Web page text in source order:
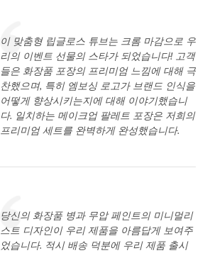
이 맞춤형 립글로스 튜브는 크롬 마감으로 우
리의 이벤트 선물의 스타가 되었습니다! 고객
들은 화장품 포장의 프리미엄 느낌에 대해 극
찬했으며, 특히 엠보싱 로고가 브랜드 인식을
어떻게 향상시키는지에 대해 이야기했습니
다. 일치하는 메이크업 팔레트 포장은 저희의
프리미엄 세트를 완벽하게 완성했습니다.
당신의 화장품 병과 무압 페인트의 미니멀리
스트 디자인이 우리 제품을 아름답게 보여주
었습니다. 적시 배송 덕분에 우리 제품 출시